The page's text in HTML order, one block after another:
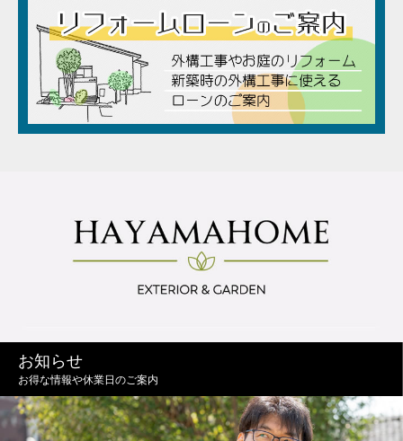
お知らせ
お得な情報や休業日のご案内